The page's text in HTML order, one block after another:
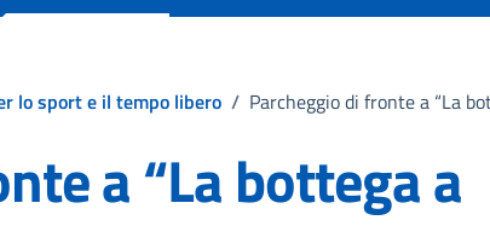
lo sport e il tempo libero / Parcheggio di fronte a “La
a “La bottega a